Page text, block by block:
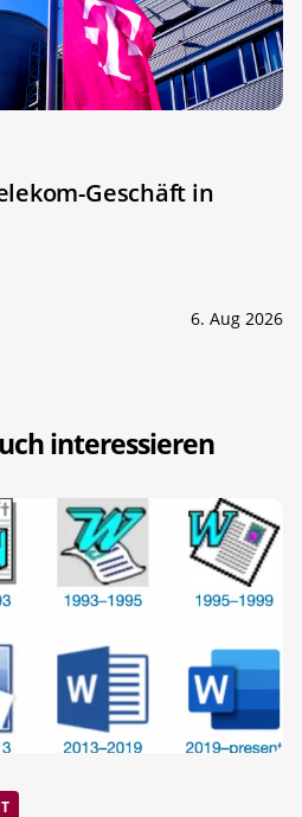
Geschäft in
6. Aug 2026
interessieren